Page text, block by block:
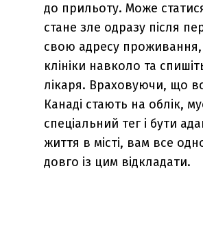
до прильоту. Може
стане зле одразу після
свою адресу проживання,
клініки навколо та
лікаря. Враховуючи, що
Канаді стають на облік,
спеціальний тег і бути
життя в місті, вам все
довго із цим відкладати.